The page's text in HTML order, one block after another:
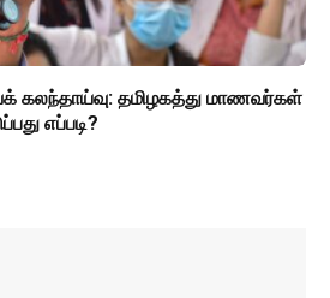
கலந்தாய்வு: தமிழகத்து மாணவர்கள்
எப்படி?